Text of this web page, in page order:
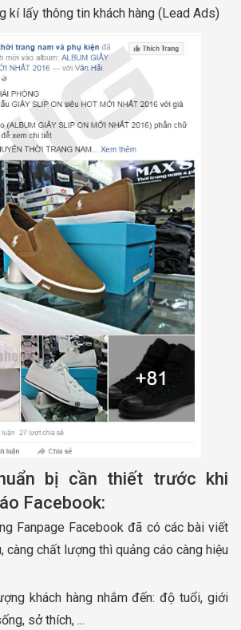
kí lấy thông tin khách hàng (Lead Ads)
bị cần thiết trước khi
Facebook:
Fanpage Facebook đã có các bài viết
càng chất lượng thì quảng cáo càng hiệu
khách hàng nhắm đến: độ tuổi, giới
sở thích, ...